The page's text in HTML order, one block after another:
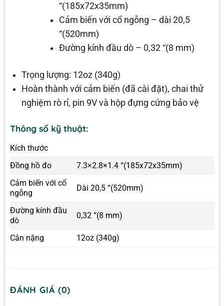
“(185x72x35mm)
Cảm biến với cổ ngỗng – dài 20,5
“(520mm)
Đường kính đầu dò – 0,32 “(8 mm)
Trọng lượng: 12oz (340g)
Hoàn thành với cảm biến (đã cài đặt), chai thử
nghiệm rò rỉ, pin 9V và hộp đựng cứng bảo vệ
Thông số kỹ thuật:
Kích thước
Đồng hồ đo
7.3×2.8×1.4 “(185x72x35mm)
Cảm biến với cổ
ngỗng
Dài 20,5 “(520mm)
Đường kính đầu
dò
0,32 “(8 mm)
Cân nặng 12oz (340g)
ĐÁNH GIÁ (0)